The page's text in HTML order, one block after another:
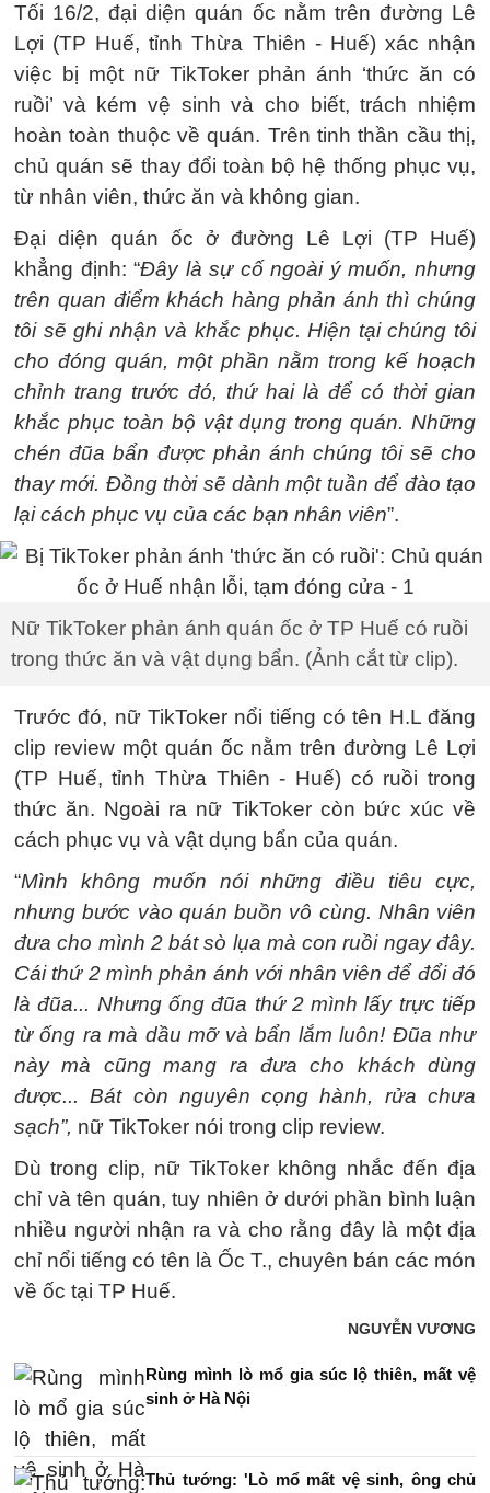
Tối 16/2, đại diện quán ốc nằm trên đường Lê
Lợi (TP Huế, tỉnh Thừa Thiên - Huế) xác nhận
việc bị một nữ TikToker phản ánh ‘thức ăn có
ruồi’ và kém vệ sinh và cho biết, trách nhiệm
hoàn toàn thuộc về quán. Trên tinh thần cầu thị,
chủ quán sẽ thay đổi toàn bộ hệ thống phục vụ,
từ nhân viên, thức ăn và không gian.
Đại diện quán ốc ở đường Lê Lợi (TP Huế)
khẳng định: “Đây là sự cố ngoài ý muốn, nhưng
trên quan điểm khách hàng phản ánh thì chúng
tôi sẽ ghi nhận và khắc phục. Hiện tại chúng tôi
cho đóng quán, một phần nằm trong kế hoạch
chỉnh trang trước đó, thứ hai là để có thời gian
khắc phục toàn bộ vật dụng trong quán. Những
chén đũa bẩn được phản ánh chúng tôi sẽ cho
thay mới. Đồng thời sẽ dành một tuần để đào tạo
lại cách phục vụ của các bạn nhân viên”.
Nữ TikToker phản ánh quán ốc ở TP Huế có ruồi
trong thức ăn và vật dụng bẩn. (Ảnh cắt từ clip).
Trước đó, nữ TikToker nổi tiếng có tên H.L đăng
clip review một quán ốc nằm trên đường Lê Lợi
(TP Huế, tỉnh Thừa Thiên - Huế) có ruồi trong
thức ăn. Ngoài ra nữ TikToker còn bức xúc về
cách phục vụ và vật dụng bẩn của quán.
“Mình không muốn nói những điều tiêu cực,
nhưng bước vào quán buồn vô cùng. Nhân viên
đưa cho mình 2 bát sò lụa mà con ruồi ngay đây.
Cái thứ 2 mình phản ánh với nhân viên để đổi đó
là đũa... Nhưng ống đũa thứ 2 mình lấy trực tiếp
từ ống ra mà dầu mỡ và bẩn lắm luôn! Đũa như
này mà cũng mang ra đưa cho khách dùng
được... Bát còn nguyên cọng hành, rửa chưa
sạch”, nữ TikToker nói trong clip review.
Dù trong clip, nữ TikToker không nhắc đến địa
chỉ và tên quán, tuy nhiên ở dưới phần bình luận
nhiều người nhận ra và cho rằng đây là một địa
chỉ nổi tiếng có tên là Ốc T., chuyên bán các món
về ốc tại TP Huế.
NGUYỄN VƯƠNG
Rùng mình lò mổ gia súc lộ thiên, mất vệ
sinh ở Hà Nội
Thủ tướng: 'Lò mổ mất vệ sinh, ông chủ